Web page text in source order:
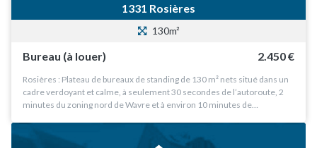
1331 Rosières
130m²
Bureau (à louer) 2.450 €
Rosières : Plateau de bureaux de standing de 130 m² nets situé dans un
cadre verdoyant et calme, à seulement 30 secondes de l’autoroute, 2
minutes du zoning nord de Wavre et à environ 10 minutes de…